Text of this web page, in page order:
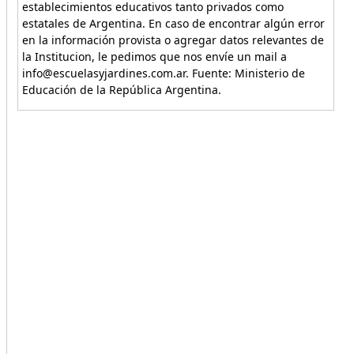
establecimientos educativos tanto privados como
estatales de Argentina. En caso de encontrar algún error
en la información provista o agregar datos relevantes de
la Institucion, le pedimos que nos envíe un mail a
info@escuelasyjardines.com.ar. Fuente: Ministerio de
Educación de la República Argentina.